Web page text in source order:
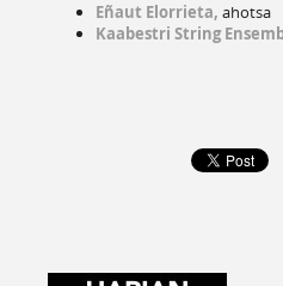
Eñaut Elorrieta, ahotsa
Kaabestri String